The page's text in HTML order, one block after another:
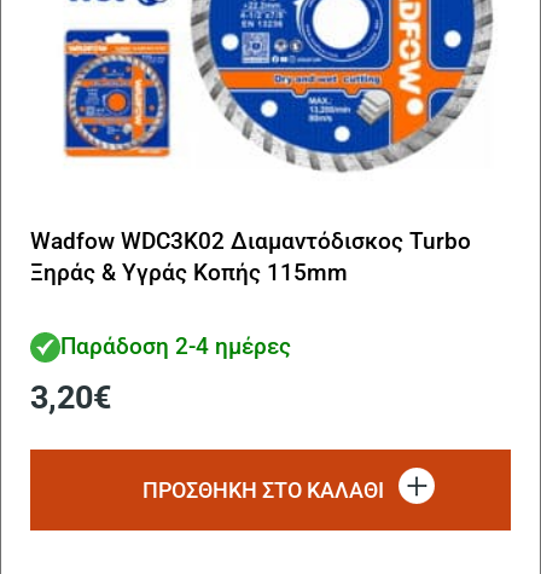
Wadfow WDC3K02 Διαμαντόδισκος Turbo
Ξηράς & Υγράς Κοπής 115mm
Παράδοση 2-4 ημέρες
3,20€
ΠΡΟΣΘΗΚΗ ΣΤΟ ΚΑΛΑΘΙ